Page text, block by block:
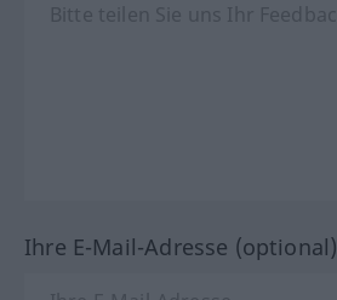
Ihre E-Mail-Adresse (optional)